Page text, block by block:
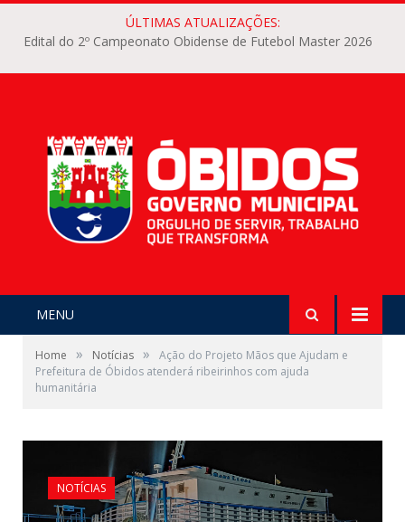
ÚLTIMAS ATUALIZAÇÕES:
Edital do 2º Campeonato Obidense de Futebol Master 2026
MENU
Home » Notícias »
Ação do Projeto Mãos que Ajudam e
Prefeitura de Óbidos atenderá ribeirinhos com ajuda
humanitária
NOTÍCIAS